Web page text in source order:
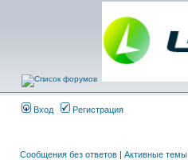
Вход Регистрация
Сообщения без ответов | Активные темы